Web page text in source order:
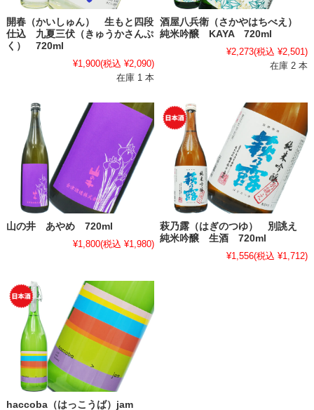
開春（かいしゅん） 生もと四段
仕込 九夏三伏（きゅうかさんぷ
く） 720ml
¥1,900(税込 ¥2,090)
在庫 1 本
酒屋八兵衛（さかやはちべえ）
純米吟醸 KAYA 720ml
¥2,273(税込 ¥2,501)
在庫 2 本
山の井 あやめ 720ml
¥1,800(税込 ¥1,980)
萩乃露（はぎのつゆ） 別誂え
純米吟醸 生酒 720ml
¥1,556(税込 ¥1,712)
haccoba（はっこうば）jam